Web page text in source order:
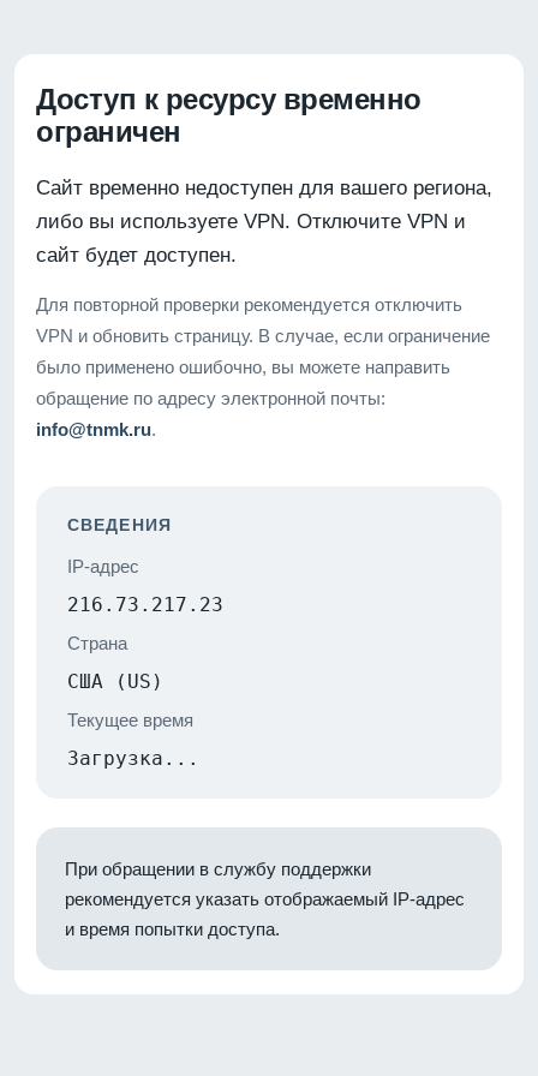
Доступ к ресурсу временно
ограничен
Сайт временно недоступен для вашего региона,
либо вы используете VPN. Отключите VPN и
сайт будет доступен.
Для повторной проверки рекомендуется отключить
VPN и обновить страницу. В случае, если ограничение
было применено ошибочно, вы можете направить
обращение по адресу электронной почты:
info@tnmk.ru.
СВЕДЕНИЯ
IP-адрес
216.73.217.23
Страна
США (US)
Текущее время
Загрузка...
При обращении в службу поддержки
рекомендуется указать отображаемый IP-адрес
и время попытки доступа.